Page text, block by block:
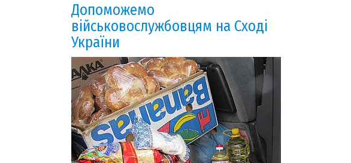
Допоможемо
військовослужбовцям на Сході
України